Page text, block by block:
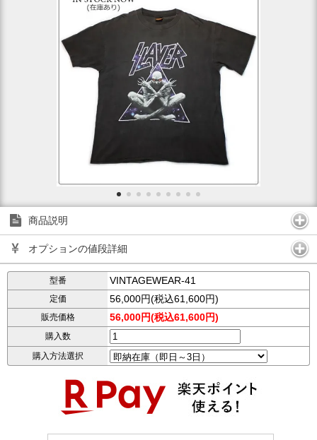
商品説明
オプションの値段詳細
型番 VINTAGEWEAR-41
定価 56,000円(税込61,600円)
販売価格 56,000円(税込61,600円)
購入数
購入方法選択